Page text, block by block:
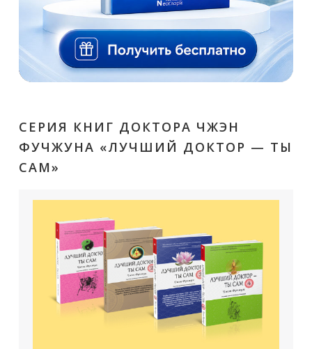
СЕРИЯ КНИГ ДОКТОРА ЧЖЭН
ФУЧЖУНА «ЛУЧШИЙ ДОКТОР — ТЫ
САМ»